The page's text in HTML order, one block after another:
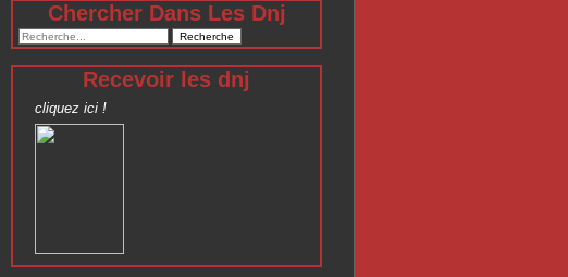
Chercher Dans Les Dnj
Recevoir les dnj
cliquez ici !